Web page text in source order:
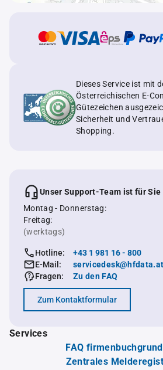
Dieses Service ist mit
Österreichischen E-
Gütezeichen
Sicherheit und
Shopping.
Unser Support-Team ist für Sie
Montag - Donnerstag:
Freitag:
(werktags)
Hotline:
+43 1 981 16 - 800
E-Mail:
servicedesk@hfdata.at
Fragen:
Zu den FAQ
Zum Kontaktformular
Services
FAQ
Zentrales